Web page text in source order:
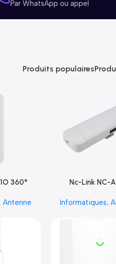
Par WhatsApp ou appel
Produits populaires
360°
, Antenne
Nc-Link NC-
Informatiques,